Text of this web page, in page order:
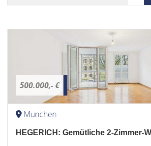
500.000,- €
München
HEGERICH: Gemütliche 2-Zimmer-